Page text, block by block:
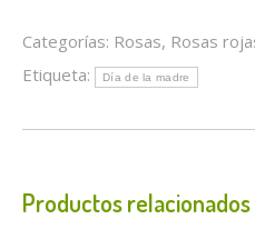
Categorías: Rosas, Rosas
Etiqueta:
Día de la madre
Productos relacionados